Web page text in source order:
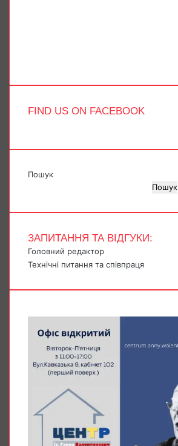
FIND US ON FACEBOOK
Пошук
Пошук
ЗАПИТАННЯ ТА ВІДГУКИ:
Головний редактор
Технічні питання та співпраця